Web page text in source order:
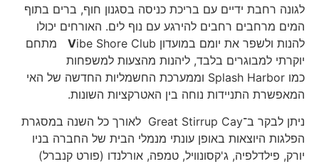
לגונה רחבת ידיים עם בריכת כניסה בסגנון חוף, ברים בתוף
המים מרחבים רחבים להירגע עם נוף לים. האורחים יכולו
להנות ולשפר את יומם במועדון
Vibe Shore Club מתחם
יוקרתי למבוגרים בלבד, ליהנות מהצעות למשפחות
כמו Splash Harbor וממערכת החשמליות החדשה של האי
המאפשרת התניידות נוחה בין האטרקציות השונות.
ניתן לבקר ב־Great Stirrup Cay לאורך כל השנה במסגרת
הפלגות היוצאות באופן עונתי מנמלי הבית של החברה בניו
יורק, פילדלפיה, ג'קסונוויל, טמפה, אורלנדו (פורט קנברל)